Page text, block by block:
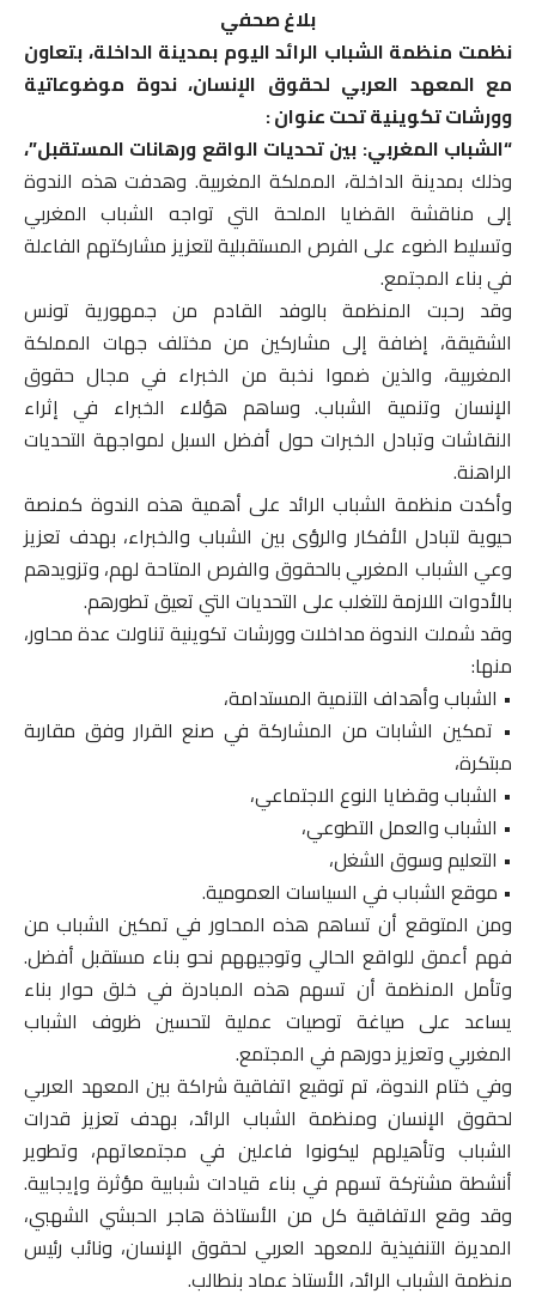
بلاغ صحفي
نظمت منظمة الشباب الرائد اليوم بمدينة الداخلة، بتعاون
مع المعهد العربي لحقوق الإنسان، ندوة موضوعاتية
وورشات تكوينية تحت عنوان :
“الشباب المغربي: بين تحديات الواقع ورهانات المستقبل”،
وذلك بمدينة الداخلة، المملكة المغربية. وهدفت هذه الندوة
إلى مناقشة القضايا الملحة التي تواجه الشباب المغربي
وتسليط الضوء على الفرص المستقبلية لتعزيز مشاركتهم الفاعلة
في بناء المجتمع.
وقد رحبت المنظمة بالوفد القادم من جمهورية تونس
الشقيقة، إضافة إلى مشاركين من مختلف جهات المملكة
المغربية، والذين ضموا نخبة من الخبراء في مجال حقوق
الإنسان وتنمية الشباب. وساهم هؤلاء الخبراء في إثراء
النقاشات وتبادل الخبرات حول أفضل السبل لمواجهة التحديات
الراهنة.
وأكدت منظمة الشباب الرائد على أهمية هذه الندوة كمنصة
حيوية لتبادل الأفكار والرؤى بين الشباب والخبراء، بهدف تعزيز
وعي الشباب المغربي بالحقوق والفرص المتاحة لهم، وتزويدهم
بالأدوات اللازمة للتغلب على التحديات التي تعيق تطورهم.
وقد شملت الندوة مداخلات وورشات تكوينية تناولت عدة محاور،
منها:
• الشباب وأهداف التنمية المستدامة،
• تمكين الشابات من المشاركة في صنع القرار وفق مقاربة
مبتكرة،
• الشباب وقضايا النوع الاجتماعي،
• الشباب والعمل التطوعي،
• التعليم وسوق الشغل،
• موقع الشباب في السياسات العمومية.
ومن المتوقع أن تساهم هذه المحاور في تمكين الشباب من
فهم أعمق للواقع الحالي وتوجيههم نحو بناء مستقبل أفضل.
وتأمل المنظمة أن تسهم هذه المبادرة في خلق حوار بناء
يساعد على صياغة توصيات عملية لتحسين ظروف الشباب
المغربي وتعزيز دورهم في المجتمع.
وفي ختام الندوة، تم توقيع اتفاقية شراكة بين المعهد العربي
لحقوق الإنسان ومنظمة الشباب الرائد، بهدف تعزيز قدرات
الشباب وتأهيلهم ليكونوا فاعلين في مجتمعاتهم، وتطوير
أنشطة مشتركة تسهم في بناء قيادات شبابية مؤثرة وإيجابية.
وقد وقع الاتفاقية كل من الأستاذة هاجر الحبشي الشهبي،
المديرة التنفيذية للمعهد العربي لحقوق الإنسان، ونائب رئيس
منظمة الشباب الرائد، الأستاذ عماد بنطالب.